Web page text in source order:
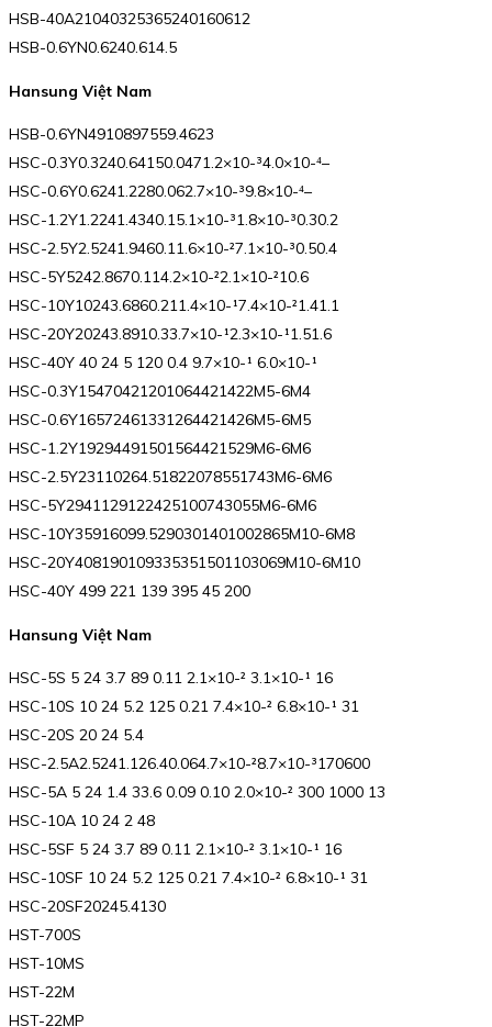
HSB-40A21040325365240160612
HSB-0.6YN0.6240.614.5
Hansung Việt Nam
HSB-0.6YN4910897559.4623
HSC-0.3Y0.3240.64150.0471.2×10-³4.0×10-⁴–
HSC-0.6Y0.6241.2280.062.7×10-³9.8×10-⁴–
HSC-1.2Y1.2241.4340.15.1×10-³1.8×10-³0.30.2
HSC-2.5Y2.5241.9460.11.6×10-²7.1×10-³0.50.4
HSC-5Y5242.8670.114.2×10-²2.1×10-²10.6
HSC-10Y10243.6860.211.4×10-¹7.4×10-²1.41.1
HSC-20Y20243.8910.33.7×10-¹2.3×10-¹1.51.6
HSC-40Y 40 24 5 120 0.4 9.7×10-¹ 6.0×10-¹
HSC-0.3Y15470421201064421422M5-6M4
HSC-0.6Y16572461331264421426M5-6M5
HSC-1.2Y19294491501564421529M6-6M6
HSC-2.5Y23110264.51822078551743M6-6M6
HSC-5Y2941129122425100743055M6-6M6
HSC-10Y35916099.5290301401002865M10-6M8
HSC-20Y408190109335351501103069M10-6M10
HSC-40Y 499 221 139 395 45 200
Hansung Việt Nam
HSC-5S 5 24 3.7 89 0.11 2.1×10-² 3.1×10-¹ 16
HSC-10S 10 24 5.2 125 0.21 7.4×10-² 6.8×10-¹ 31
HSC-20S 20 24 5.4
HSC-2.5A2.5241.126.40.064.7×10-²8.7×10-³170600
HSC-5A 5 24 1.4 33.6 0.09 0.10 2.0×10-² 300 1000 13
HSC-10A 10 24 2 48
HSC-5SF 5 24 3.7 89 0.11 2.1×10-² 3.1×10-¹ 16
HSC-10SF 10 24 5.2 125 0.21 7.4×10-² 6.8×10-¹ 31
HSC-20SF20245.4130
HST-700S
HST-10MS
HST-22M
HST-22MP